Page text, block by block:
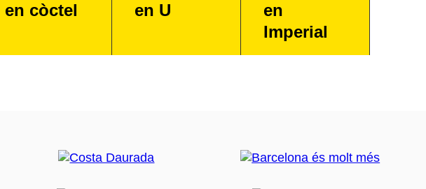
en còctel
en U
en
Imperial